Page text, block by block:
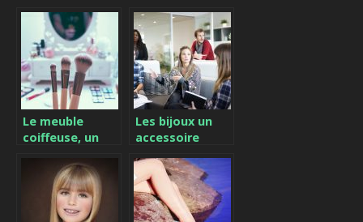
Le meuble
coiffeuse, un
dans notre
chambre à
coucher
Les bijoux un
accessoire
pour les
femmes
d’affaire